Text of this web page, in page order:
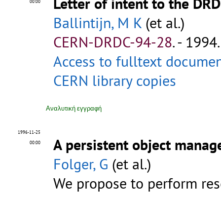
00:00
Ballintijn, M K (et al.)
CERN-DRDC-94-28.-
Access to fulltext
CERN library copies
Αναλυτική εγγραφή
1996-11-25
00:00
A persistent object
Folger, G (et al.)
We propose to perform